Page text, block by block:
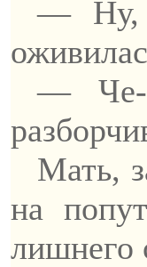
—
—
Мать,
на
лишнего